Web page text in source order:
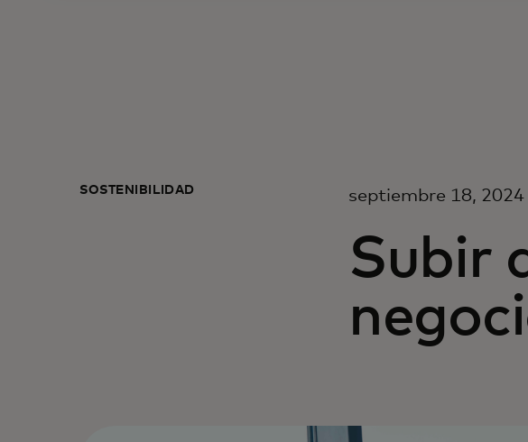
SOSTENIBILIDAD septiembre 18, 2024
Subir